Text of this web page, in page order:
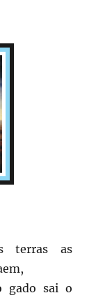
terras as
gado sai o